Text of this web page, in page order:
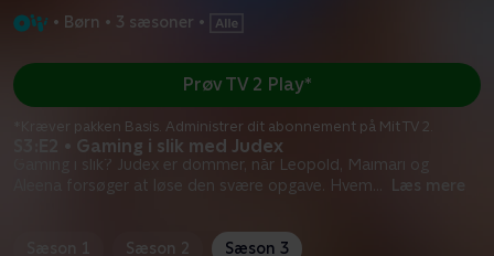
• Børn • 3 sæsoner •
S3:E2 • Gaming i slik med Judex
Gaming i slik? Judex er dommer, når Leopold, Maimari og
Aleena forsøger at løse den svære opgave. Hvem
Læs mere
Prøv TV 2 Play*
*Kræver pakken Basis. Administrer dit abonnement på Mit TV 2.
Sæson 2 Sæson 3